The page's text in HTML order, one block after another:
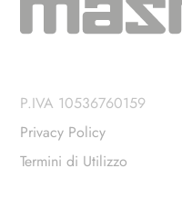
P.IVA 10536760159
Privacy Policy
Termini di Utilizzo